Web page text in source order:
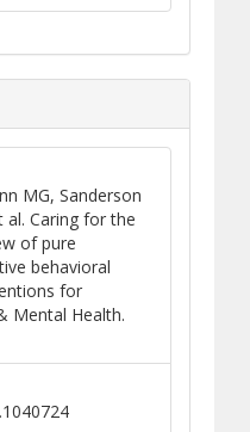
MG, Sanderson
al. Caring for the
of pure
behavioral
for
Mental Health.